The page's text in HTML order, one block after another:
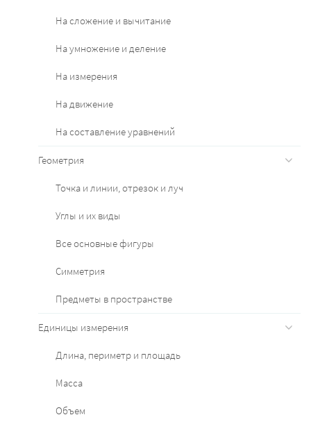
На сложение и вычитание
На умножение и деление
На измерения
На движение
На составление уравнений
Геометрия
Точка и линии, отрезок и луч
Углы и их виды
Все основные фигуры
Симметрия
Предметы в пространстве
Единицы измерения
Длина, периметр и площадь
Масса
Объем